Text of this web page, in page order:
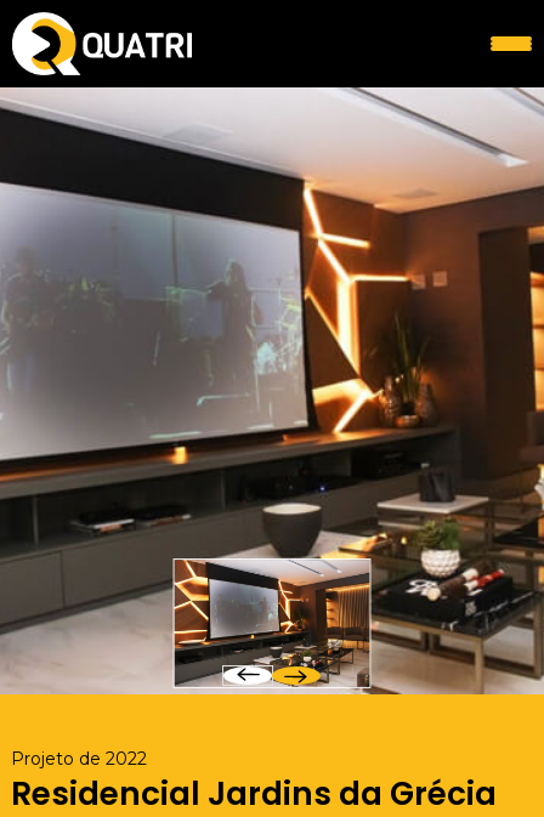
Residencial Jardins da Grécia
Projeto de 2022